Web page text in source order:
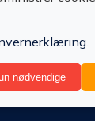
Vilkår Retur
.
nødvendige